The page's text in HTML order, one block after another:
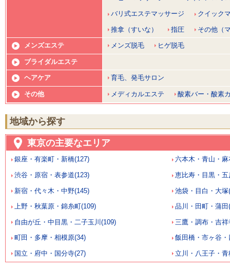
バリ式エステマッサージ クイック
推拿（すいな） 指圧 その他（
メンズエステ メンズ脱毛 ヒゲ脱毛
ブライダルエステ
ヘアケア 育毛、発毛サロン
その他 メディカルエステ 酸素バー・酸素
地域から探す
東京の主要なエリア
銀座・有楽町・新橋(127) 六本木・青山・
渋谷・原宿・表参道(123) 恵比寿・目黒・五
新宿・代々木・中野(145) 池袋・目白・大塚
上野・秋葉原・錦糸町(109) 品川・田町・蒲田
自由が丘・中目黒・二子玉川(109) 三鷹・調布・吉祥
町田・多摩・相模原(34) 飯田橋・市ヶ谷・
国立・府中・国分寺(27) 立川・八王子・青